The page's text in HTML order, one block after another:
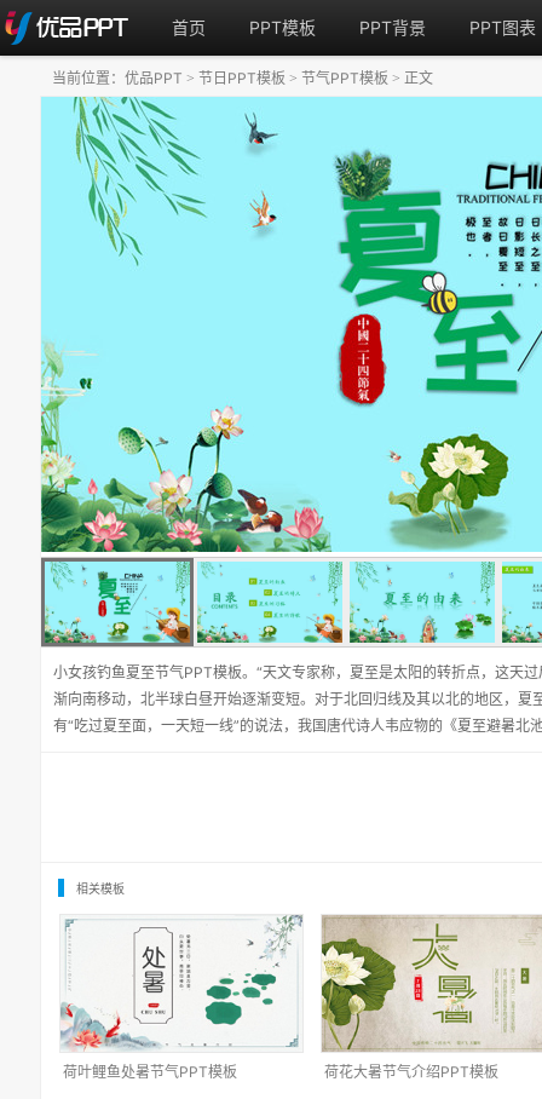
首页 PPT模板 PPT背景 PPT图表
小女孩钓鱼夏至节气PPT模板。“天文专家称，夏至是太阳的转折点，这天
渐向南移动，北半球白昼开始逐渐变短。对于北回归线及其以北的地区，
有“吃过夏至面，一天短一线”的说法，我国唐代诗人韦应物的《夏至避暑北
当前位置： 优品PPT > 节日PPT模板 > 节气PPT模板 > 正文
相关模板
荷叶鲤鱼处暑节气PPT模板 荷花大暑节气介绍PPT模板